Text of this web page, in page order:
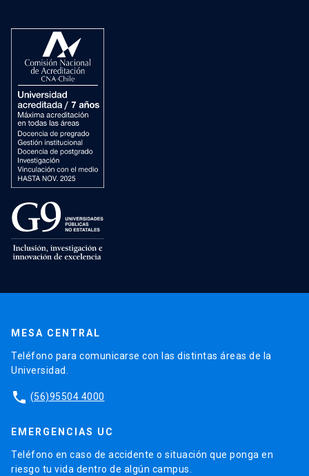
MESA CENTRAL
Teléfono para comunicarse con las distintas áreas de la
Universidad.
phone (56)95504 4000
EMERGENCIAS UC
Teléfono en caso de accidente o situación que ponga en
riesgo tu vida dentro de algún campus.